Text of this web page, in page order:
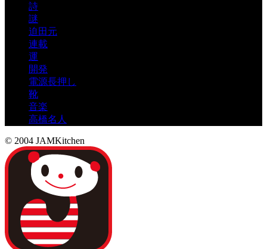
詩
謎
迫田元
連載
運
開発
電源長押し
靴
音楽
高橋名人
© 2004 JAMKitchen